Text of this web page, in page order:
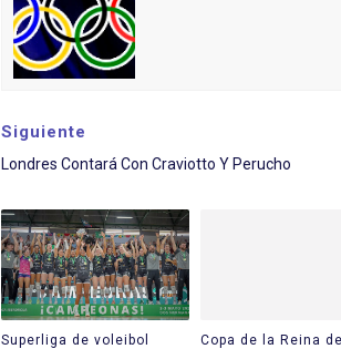
Tour de Francia femenino
Women's Pro Baseball
Siguiente
Londres Contará Con Craviotto Y Perucho
Superliga de voleibol
Copa de la Reina de